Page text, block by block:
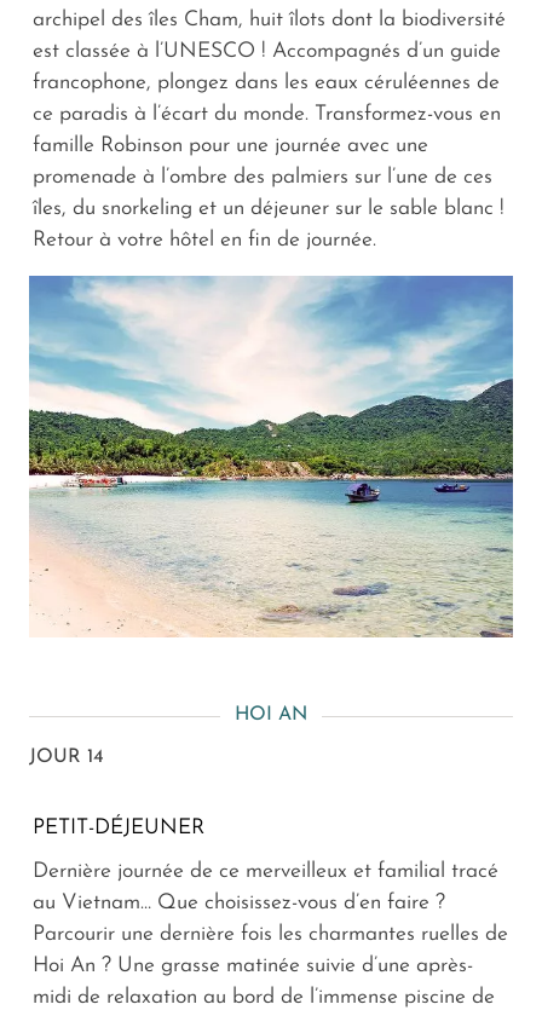
archipel des îles Cham, huit îlots dont la biodiversité
est classée à l’UNESCO ! Accompagnés d’un guide
francophone, plongez dans les eaux céruléennes de
ce paradis à l’écart du monde. Transformez-vous en
famille Robinson pour une journée avec une
promenade à l’ombre des palmiers sur l’une de ces
îles, du snorkeling et un déjeuner sur le sable blanc !
Retour à votre hôtel en fin de journée.
HOI AN
JOUR 14
PETIT-DÉJEUNER
Dernière journée de ce merveilleux et familial tracé
au Vietnam… Que choisissez-vous d’en faire ?
Parcourir une dernière fois les charmantes ruelles de
Hoi An ? Une grasse matinée suivie d’une après-
midi de relaxation au bord de l’immense piscine de